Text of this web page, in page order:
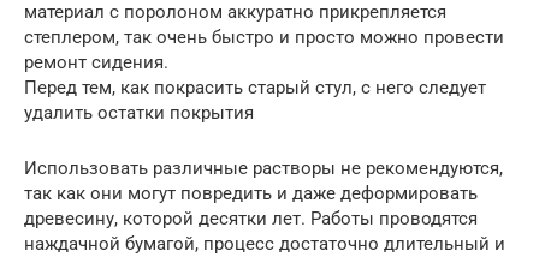
материал с поролоном аккуратно прикрепляется
степлером, так очень быстро и просто можно провести
ремонт сидения.
Перед тем, как покрасить старый стул, с него следует
удалить остатки покрытия
Использовать различные растворы не рекомендуются,
так как они могут повредить и даже деформировать
древесину, которой десятки лет. Работы проводятся
наждачной бумагой, процесс достаточно длительный и